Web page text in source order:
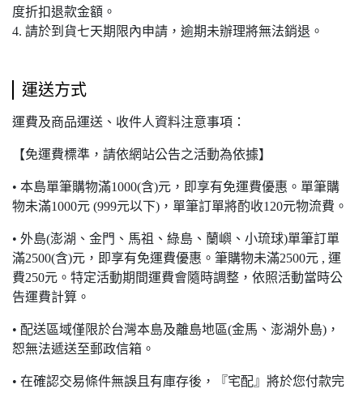
度折扣退款金額。
4. 請於到貨七天期限內申請，逾期未辦理將無法銷退。
運送方式
運費及商品運送、收件人資料注意事項：
【免運費標準，請依網站公告之活動為依據】
• 本島單筆購物滿1000(含)元，即享有免運費優惠。單筆購
物未滿1000元 (999元以下)，單筆訂單將酌收120元物流費。
• 外島(澎湖、金門、馬祖、綠島、蘭嶼、小琉球)單筆訂單
滿2500(含)元，即享有免運費優惠。筆購物未滿2500元 , 運
費250元。特定活動期間運費會隨時調整，依照活動當時公
告運費計算。
• 配送區域僅限於台灣本島及離島地區(金馬、澎湖外島)，
恕無法遞送至郵政信箱。
• 在確認交易條件無誤且有庫存後，『宅配』將於您付款完